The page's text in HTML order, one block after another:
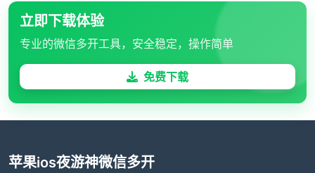
立即下载体验
专业的微信多开工具，安全稳定，操作简单
免费下载
苹果ios夜游神微信多开